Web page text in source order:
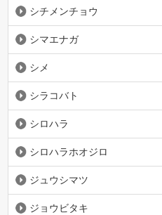
シチメンチョウ
シマエナガ
シメ
シラコバト
シロハラ
シロハラホオジロ
ジュウシマツ
ジョウビタキ